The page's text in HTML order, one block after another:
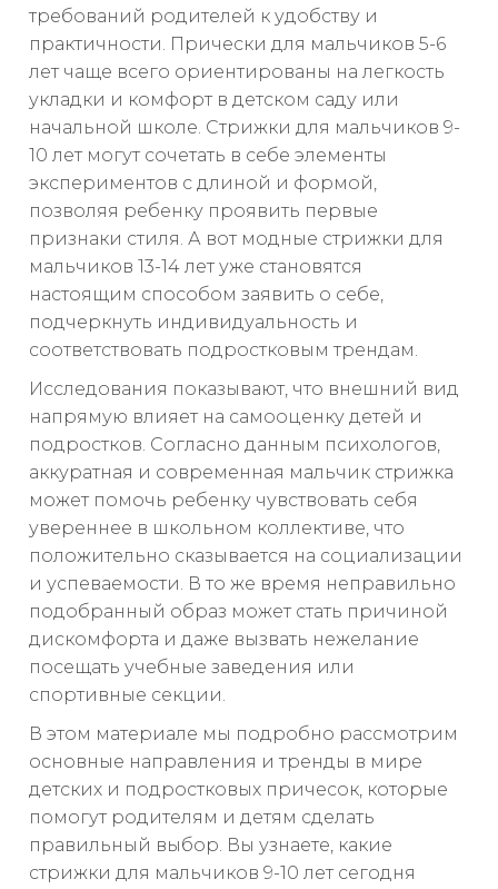
требований родителей к удобству и
практичности. Прически для мальчиков 5-6
лет чаще всего ориентированы на легкость
укладки и комфорт в детском саду или
начальной школе. Стрижки для мальчиков 9-
10 лет могут сочетать в себе элементы
экспериментов с длиной и формой,
позволяя ребенку проявить первые
признаки стиля. А вот модные стрижки для
мальчиков 13-14 лет уже становятся
настоящим способом заявить о себе,
подчеркнуть индивидуальность и
соответствовать подростковым трендам.
Исследования показывают, что внешний вид
напрямую влияет на самооценку детей и
подростков. Согласно данным психологов,
аккуратная и современная мальчик стрижка
может помочь ребенку чувствовать себя
увереннее в школьном коллективе, что
положительно сказывается на социализации
и успеваемости. В то же время неправильно
подобранный образ может стать причиной
дискомфорта и даже вызвать нежелание
посещать учебные заведения или
спортивные секции.
В этом материале мы подробно рассмотрим
основные направления и тренды в мире
детских и подростковых причесок, которые
помогут родителям и детям сделать
правильный выбор. Вы узнаете, какие
стрижки для мальчиков 9-10 лет сегодня